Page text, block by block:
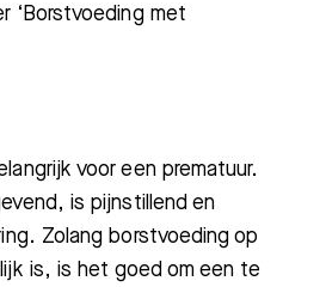
‘Borstvoeding met
voor een prematuur.
is pijnstillend en
Zolang borstvoeding op
is, is het goed om een te